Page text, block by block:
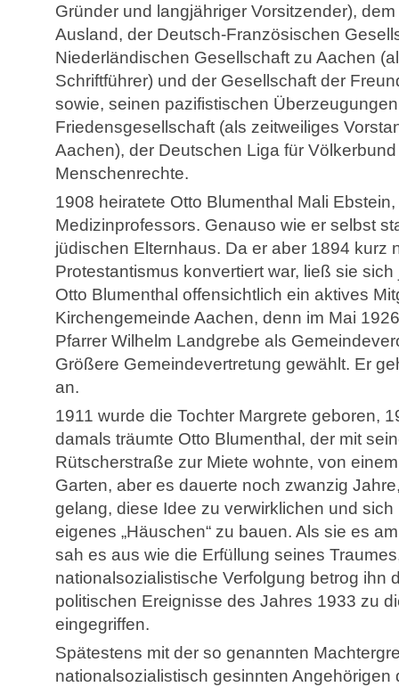
Gründer und langjähriger Vorsitzender),
Ausland, der Deutsch-Französischen
Niederländischen Gesellschaft zu Aachen
Schriftführer) und der Gesellschaft der
sowie, seinen pazifistischen
Friedensgesellschaft (als zeitweiliges
Aachen), der Deutschen Liga für
Menschenrechte.
1908 heiratete Otto Blumenthal Mali
Medizinprofessors. Genauso wie er selbst
jüdischen Elternhaus. Da er aber 1894 kurz
Protestantismus konvertiert war, ließ sie
Otto Blumenthal offensichtlich ein aktives
Kirchengemeinde Aachen, denn im Mai
Pfarrer Wilhelm Landgrebe als
Größere Gemeindevertretung gewählt. Er
an.
1911 wurde die Tochter Margrete geboren,
damals träumte Otto Blumenthal, der mit
Rütscherstraße zur Miete wohnte, von
Garten, aber es dauerte noch zwanzig
gelang, diese Idee zu verwirklichen und
eigenes „Häuschen“ zu bauen. Als sie es
sah es aus wie die Erfüllung seines
nationalsozialistische Verfolgung betrog ihn
politischen Ereignisse des Jahres 1933 zu
eingegriffen.
Spätestens mit der so genannten
nationalsozialistisch gesinnten Angehörigen